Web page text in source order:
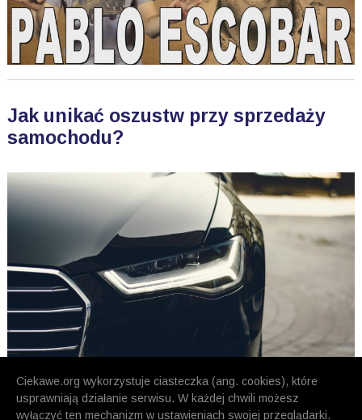
Ciekawe.org wykorzystuje ciasteczka (ang. cookies), które
usprawniają działanie serwisu. W każdej chwili możesz
wyłączyć ten mechanizm w ustawieniach swojej przeglądarki.
Jak unikać oszustw przy sprzedaży
samochodu?